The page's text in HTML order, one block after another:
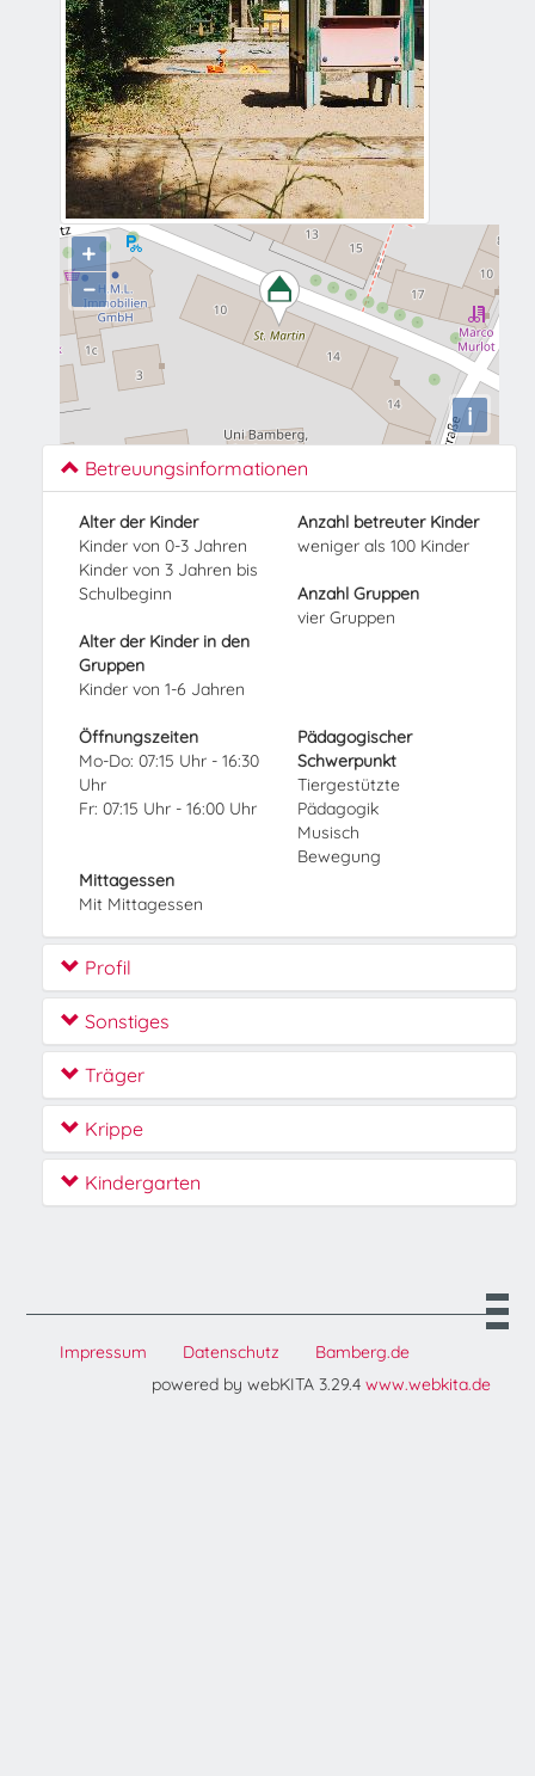
+
−
i
Betreuungsinformationen
Alter der Kinder
Kinder von 0-3 Jahren
Kinder von 3 Jahren bis
Schulbeginn
Alter der Kinder in den
Gruppen
Kinder von 1-6 Jahren
Anzahl betreuter Kinder
weniger als 100 Kinder
Anzahl Gruppen
vier Gruppen
Öffnungszeiten
Mo-Do: 07:15 Uhr - 16:30
Uhr
Fr: 07:15 Uhr - 16:00 Uhr
Mittagessen
Mit Mittagessen
Pädagogischer
Schwerpunkt
Tiergestützte
Pädagogik
Musisch
Bewegung
Profil
Sonstiges
Träger
Krippe
Kindergarten
Impressum Datenschutz
Bamberg.de
powered by webKITA 3.29.4 www.webkita.de